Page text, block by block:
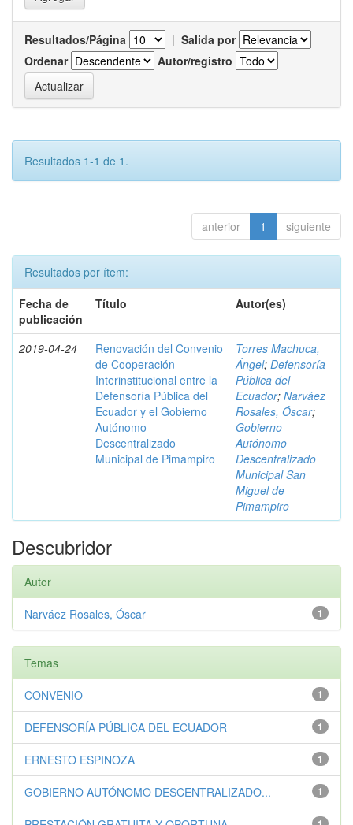
Resultados/Página | Salida por
Ordenar
Autor/registro
Resultados 1-1 de 1.
anterior 1 siguiente
Resultados por ítem:
Fecha de
publicación
Título Autor(es)
2019-04-24
Renovación del Convenio
de Cooperación
Interinstitucional entre la
Defensoría Pública del
Ecuador y el Gobierno
Autónomo
Descentralizado
Municipal de Pimampiro
Torres Machuca,
Ángel; Defensoría
Pública del
Ecuador; Narváez
Rosales, Óscar;
Gobierno
Autónomo
Descentralizado
Municipal San
Miguel de
Pimampiro
Descubridor
Autor
1
Narváez Rosales, Óscar
Temas
1
CONVENIO
1
DEFENSORÍA PÚBLICA DEL ECUADOR
1
ERNESTO ESPINOZA
1
GOBIERNO AUTÓNOMO DESCENTRALIZADO...